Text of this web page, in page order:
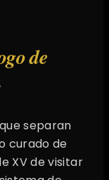
de
separan
curado de
XV de visitar